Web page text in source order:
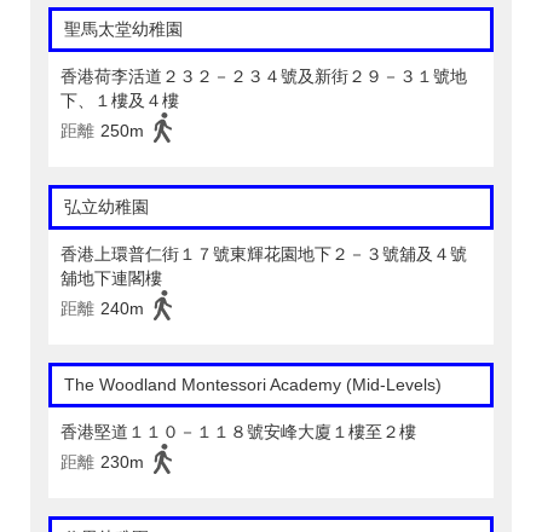
聖馬太堂幼稚園
香港荷李活道２３２－２３４號及新街２９－３１號地
下、１樓及４樓
距離 250m
弘立幼稚園
香港上環普仁街１７號東輝花園地下２－３號舖及４號
舖地下連閣樓
距離 240m
The Woodland Montessori Academy (Mid-Levels)
香港堅道１１０－１１８號安峰大廈１樓至２樓
距離 230m